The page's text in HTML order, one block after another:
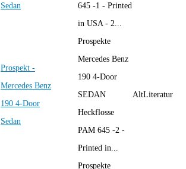
Sedan
645 -1 - Printed
in USA - 2...
Prospekt -
Mercedes Benz
190 4-Door
Sedan
Prospekte
Mercedes Benz
190 4-Door
SEDAN
Heckflosse
PAM 645 -2 -
Printed in...
AltLiteratur
Prospekte